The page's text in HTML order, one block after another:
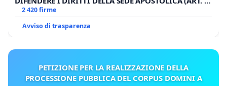
UDG)
2 420 firme
Avviso di trasparenza
PETIZIONE PER LA REALIZZAZIONE DELLA
PROCESSIONE PUBBLICA DEL CORPUS DOMINI A